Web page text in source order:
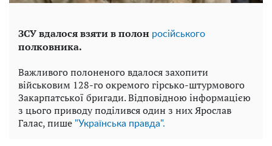
ЗСУ вдалося взяти в полон російського
полковника.
Важливого полоненого вдалося захопити
військовим 128-го окремого гірсько-штурмового
Закарпатської бригади. Відповідною інформацією
з цього приводу поділився один з них Ярослав
Галас, пише "Українська правда".